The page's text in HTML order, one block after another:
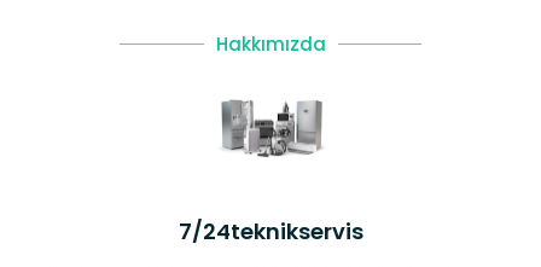
Hakkımızda
7/24teknikservis